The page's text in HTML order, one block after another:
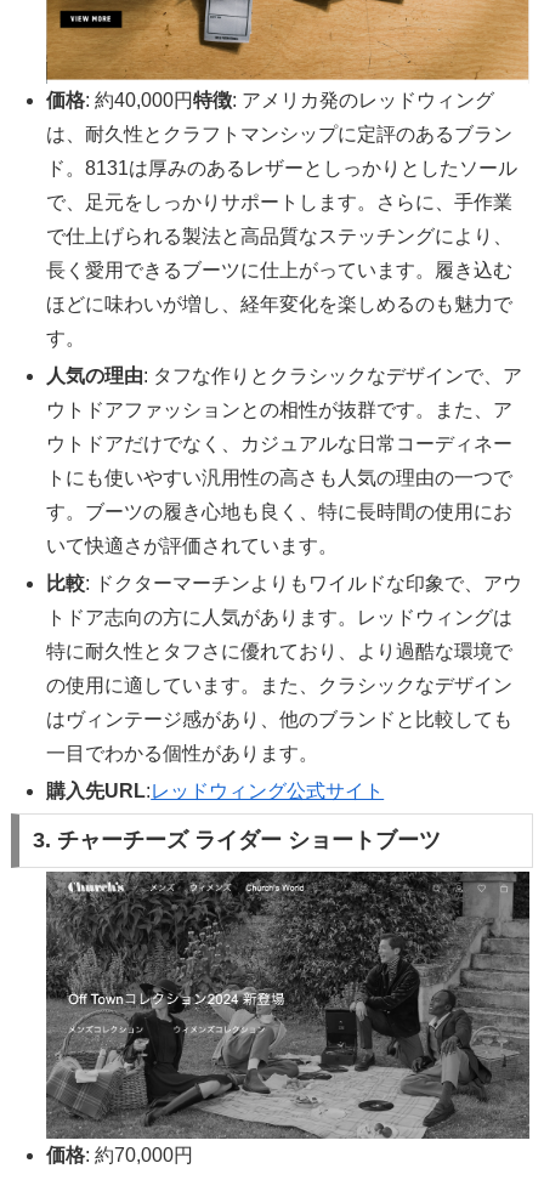
価格: 約40,000円特徴: アメリカ発のレッドウィング
は、耐久性とクラフトマンシップに定評のあるブラン
ド。8131は厚みのあるレザーとしっかりとしたソール
で、足元をしっかりサポートします。さらに、手作業
で仕上げられる製法と高品質なステッチングにより、
長く愛用できるブーツに仕上がっています。履き込む
ほどに味わいが増し、経年変化を楽しめるのも魅力で
す。
人気の理由: タフな作りとクラシックなデザインで、ア
ウトドアファッションとの相性が抜群です。また、ア
ウトドアだけでなく、カジュアルな日常コーディネー
トにも使いやすい汎用性の高さも人気の理由の一つで
す。ブーツの履き心地も良く、特に長時間の使用にお
いて快適さが評価されています。
比較: ドクターマーチンよりもワイルドな印象で、アウ
トドア志向の方に人気があります。レッドウィングは
特に耐久性とタフさに優れており、より過酷な環境で
の使用に適しています。また、クラシックなデザイン
はヴィンテージ感があり、他のブランドと比較しても
一目でわかる個性があります。
購入先URL:レッドウィング公式サイト
3. チャーチーズ ライダー ショートブーツ
価格: 約70,000円